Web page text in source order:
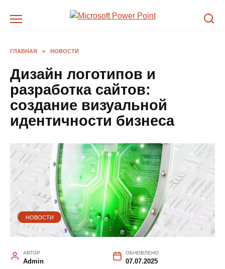
ГЛАВНАЯ » НОВОСТИ
Дизайн логотипов и
разработка сайтов:
создание визуальной
идентичности бизнеса
НОВОСТИ
АВТОР
Admin
ОБНОВЛЕНО
07.07.2025